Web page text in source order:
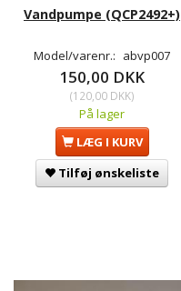
Vandpumpe (QCP2492+)
Model/varenr.: abvp007
150,00 DKK
(120,00 DKK)
På lager
LÆG I KURV
Tilføj ønskeliste